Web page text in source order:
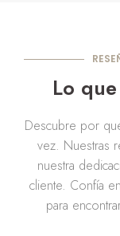
Lo
Descubre por
vez. Nuestras
nuestra
cliente. Confía
para